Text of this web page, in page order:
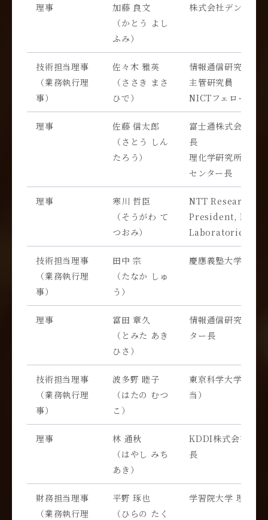
理事
加藤 良文
（かとう よし
ふみ）
株式会社デンソー
技術担当理事
（業務執行理
事）
佐々木 雅英
（ささき まさ
ひで）
情報通信研究機構
主管研究員
NICTフェロー
理事
佐藤 信太郎
（さとう しん
たろう）
富士通株式会社 富
長
理化学研究所 理研
センター長
理事
寒川 哲臣
（そうがわ て
つおみ）
NTT Research,
President,
Laboratories
技術担当理事
（業務執行理
事）
田中 宗
（たなか しゅ
う）
慶應義塾大学 理工
理事
富田 章久
（とみた あき
ひさ）
情報通信研究機構
ター長
技術担当理事
（業務執行理
事）
波多野 睦子
（はたの むつ
こ）
東京科学大学 理事
当）
理事
林 通秋
（はやし みち
あき）
KDDI株式会社 先
長
財務担当理事
（業務執行理
平野 琢也
（ひらの たく
学習院大学 理学部